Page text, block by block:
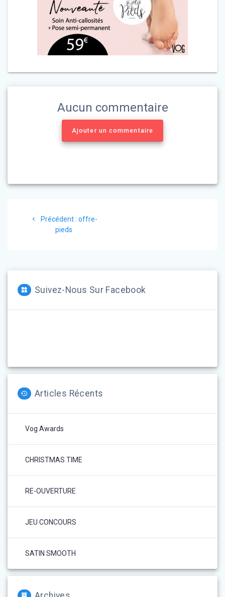
Aucun commentaire
Ajouter un commentaire
Précédent : Article
offre-
pieds
Suivez-Nous Sur Facebook
Articles Récents
Vog Awards
CHRISTMAS TIME
RE-OUVERTURE
JEU CONCOURS
SATIN SMOOTH